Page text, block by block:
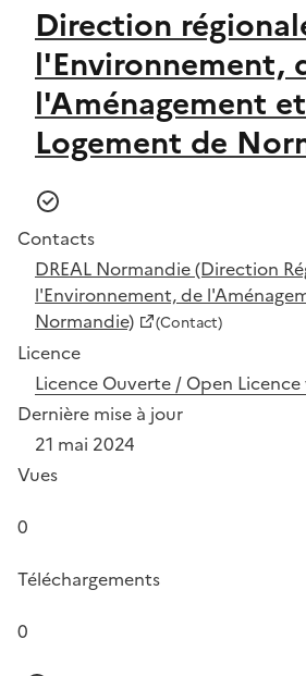
Direction
l'Environnement,
l'Aménagement
Logement de
Contacts
DREAL Normandie (Direction
l'Environnement, de
Normandie)
(Contact)
Licence
Licence Ouverte / Open Licence
Dernière mise à jour
21 mai 2024
Vues
0
Téléchargements
0